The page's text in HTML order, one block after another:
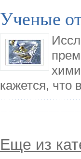
Ученые
кажется, что
Еще из